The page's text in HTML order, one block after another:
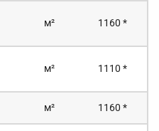
м² 1160 *
м² 1110 *
м² 1160 *